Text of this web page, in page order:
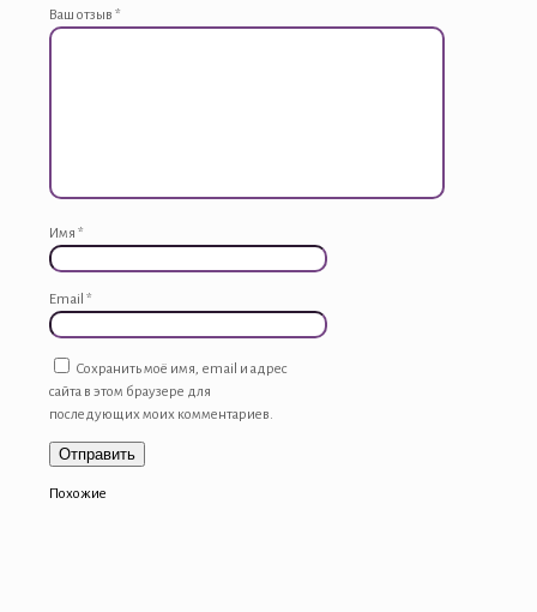
Ваш отзыв *
Имя *
Email *
Сохранить моё имя, email и адрес
сайта в этом браузере для
последующих моих комментариев.
Похожие